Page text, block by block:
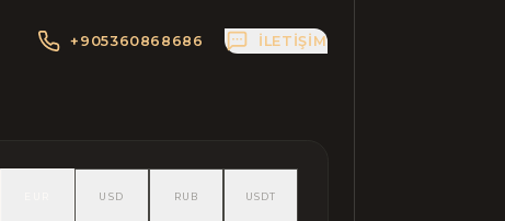
+905360868686 İLETIŞIM
USD RUB USDT